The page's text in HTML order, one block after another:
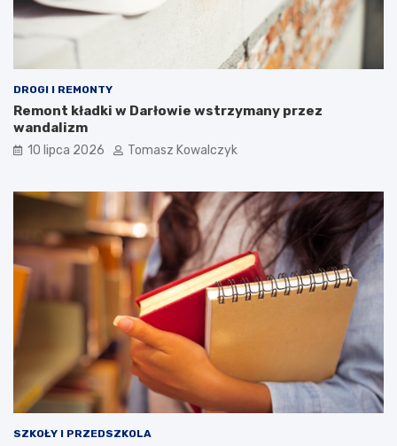
DROGI I REMONTY
Remont kładki w Darłowie wstrzymany przez
wandalizm
10 lipca 2026 Tomasz Kowalczyk
SZKOŁY I PRZEDSZKOLA